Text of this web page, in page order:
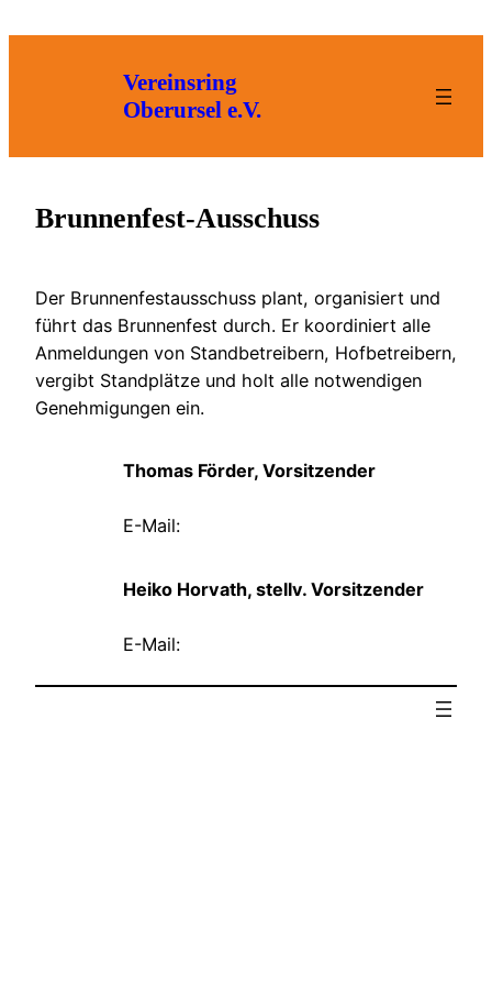
Vereinsring
Oberursel e.V.
Brunnenfest-Ausschuss
Der Brunnenfestausschuss plant, organisiert und
führt das Brunnenfest durch. Er koordiniert alle
Anmeldungen von Standbetreibern, Hofbetreibern,
vergibt Standplätze und holt alle notwendigen
Genehmigungen ein.
Thomas Förder, Vorsitzender
E-Mail:
Heiko Horvath, stellv. Vorsitzender
E-Mail: